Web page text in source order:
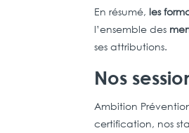
En résumé, les
l’ensemble des
ses attributions.
Nos
Ambition
certification, nos